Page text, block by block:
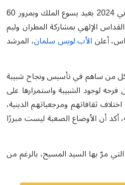
احتفلت شبيبة موطن يسوع من فئتيّ الجامعيّة والعاملة يوم الجمعة 21 تشرين الثاني 2024 بعيد يسوع الملك وبمرور 60
الإلهي بمشاركة المطران وليم
،أعلنالأب لويس سلمان، المرشد
من ساهم في تأسيس ونجاح شبيبة
عن فرحه لوجود الشبيبة واستمرارها على
ثقافاتهم ومرجعياتهم الدينية،
أكد أن الأوضاع الصعبة ليست مبررًا
مرّ بها السيد المسيح، بالرغم من